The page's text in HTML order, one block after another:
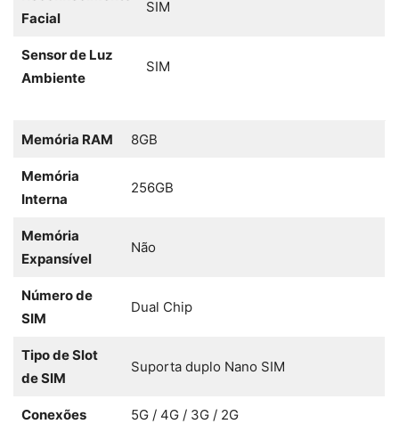
Facial
SIM
Sensor de Luz
Ambiente
SIM
Memória RAM 8GB
Memória
Interna
256GB
Memória
Expansível
Não
Número de
SIM
Dual Chip
Tipo de Slot
de SIM
Suporta duplo Nano SIM
Conexões 5G / 4G / 3G / 2G